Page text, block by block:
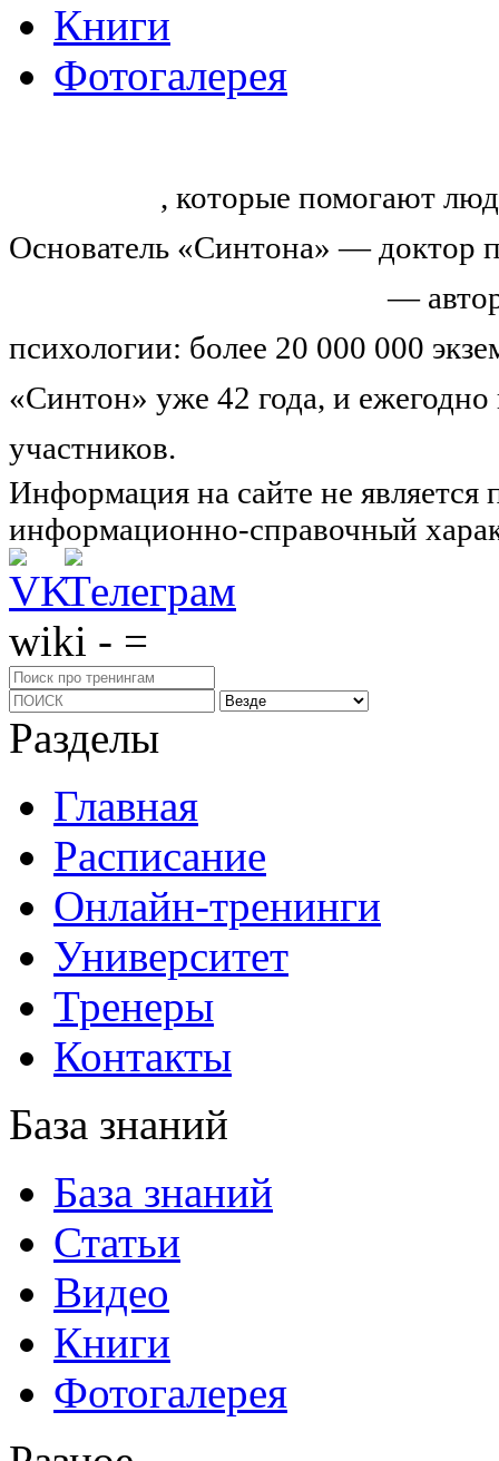
Книги
Фотогалерея
, которые помогают
Основатель «Синтона» — доктор
—
психологии: более 20 000 000
«Синтон» уже 42 года, и
участников.
Информация на сайте не
информационно-справочный
wiki - =
Разделы
Главная
Расписание
Онлайн-тренинги
Университет
Тренеры
Контакты
База знаний
База знаний
Статьи
Видео
Книги
Фотогалерея